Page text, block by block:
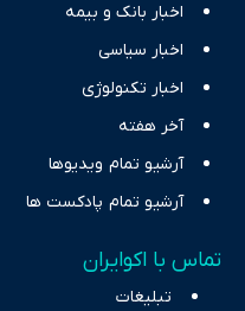
اخبار بانک و بیمه
اخبار سیاسی
اخبار تکنولوژی
آخر هفته
آرشیو تمام ویدیوها
آرشیو تمام پادکست ها
تماس با اکوایران
تبلیغات